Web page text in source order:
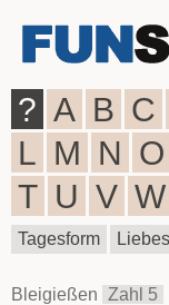
? A B C
L M N O
T U V W
Tagesform
Bleigießen Zahl 5